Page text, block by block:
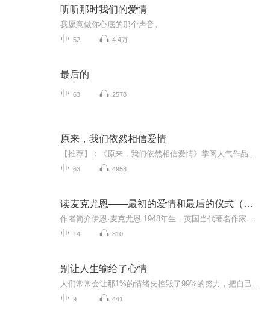
听听那时我们的爱情
我愿意做你心底的那个声音。
52 4.4万
最后的
63 2578
原来，我们依然相信爱情
63 4958
读麦克尤恩——最初的爱情和最后的仪式（完）
14 810
别让人生输给了心情
9 441